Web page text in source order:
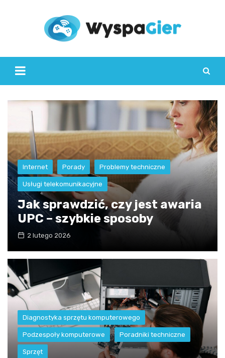
Internet Porady Problemy techniczne
Usługi telekomunikacyjne
Jak sprawdzić, czy jest awaria
UPC – szybkie sposoby
2 lutego 2026
Diagnostyka sprzętu komputerowego
Podzespoły komputerowe Poradniki techniczne
Sprzęt